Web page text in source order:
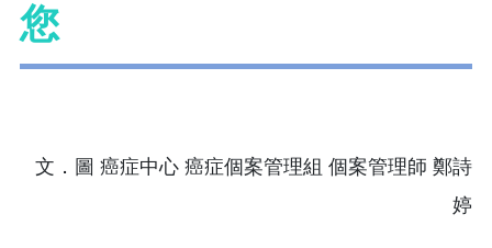
您
文．圖 癌症中心 癌症個案管理組 個案管理師 鄭詩
婷